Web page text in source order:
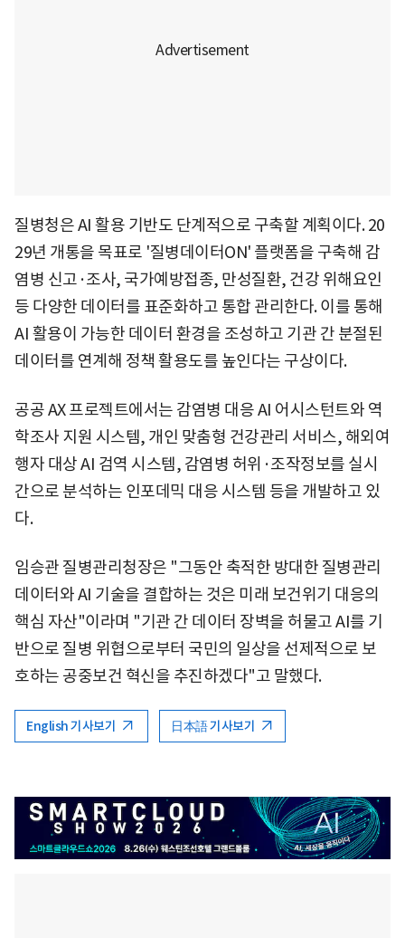
질병청은 AI 활용 기반도 단계적으로 구축할 계획이다. 20
29년 개통을 목표로 '질병데이터ON' 플랫폼을 구축해 감
염병 신고·조사, 국가예방접종, 만성질환, 건강 위해요인
등 다양한 데이터를 표준화하고 통합 관리한다. 이를 통해
AI 활용이 가능한 데이터 환경을 조성하고 기관 간 분절된
데이터를 연계해 정책 활용도를 높인다는 구상이다.
공공 AX 프로젝트에서는 감염병 대응 AI 어시스턴트와 역
학조사 지원 시스템, 개인 맞춤형 건강관리 서비스, 해외여
행자 대상 AI 검역 시스템, 감염병 허위·조작정보를 실시
간으로 분석하는 인포데믹 대응 시스템 등을 개발하고 있
다.
임승관 질병관리청장은 "그동안 축적한 방대한 질병관리
데이터와 AI 기술을 결합하는 것은 미래 보건위기 대응의
핵심 자산"이라며 "기관 간 데이터 장벽을 허물고 AI를 기
반으로 질병 위협으로부터 국민의 일상을 선제적으로 보
호하는 공중보건 혁신을 추진하겠다"고 말했다.
English 기사보기 日本語 기사보기